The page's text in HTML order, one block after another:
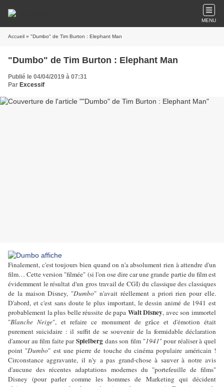
MENU
Accueil » "Dumbo" de Tim Burton : Elephant Man
"Dumbo" de Tim Burton : Elephant Man
Publié le 04/04/2019 à 07:31
Par Excessif
Finalement, c'est toujours bien quand on n'a absolument rien à attendre d'un
film… Cette version "filmée" (si l'on ose dire car une grande partie du film est
évidemment le résultat d'un gros travail de CGI) du classique des classiques
de la maison Disney, "Dumbo" n'avait réellement a priori rien pour elle.
D'abord, et c'est sans doute le plus important, le dessin animé de 1941 est
probablement la plus belle réussite de papa Walt Disney, avec son immortel
"Blanche Neige", et refaire ce monument de grâce et d'émotion était
purement suicidaire : il suffit de se souvenir de la formidable déclaration
d'amour au film faite parSpielberg dans son film "1941" pour réaliser à quel
point "Dumbo" est une pierre de touche du cinéma populaire américain !
Circonstance aggravante, il n'y a pas grand-chose à sauver à notre avis
d'aucune des récentes adaptations modernes du "portefeuille de films"
Disney (pour parler comme les hommes de Marketing qui décident